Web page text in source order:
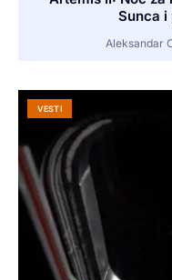
Sunca i
Aleksandar
VESTI